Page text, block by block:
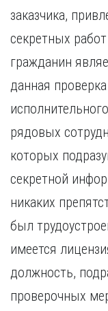
заказчика,
секретных
гражданин
данная
рядовых
которых
секретной
никаких
был
имеется
должность,
проверочных